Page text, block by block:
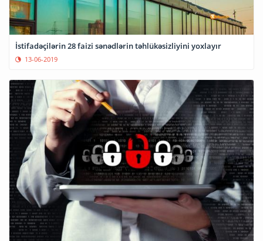
İstifadəçilərin 28 faizi sənədlərin təhlükəsizliyini yoxlayır
13-06-2019